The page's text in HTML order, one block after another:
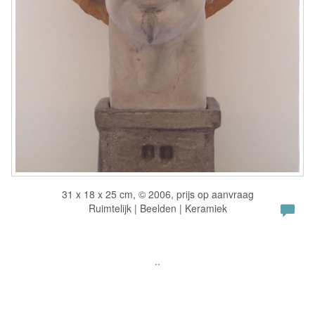
31 x 18 x 25 cm, © 2006, prijs op aanvraag
Ruimtelijk | Beelden | Keramiek
..